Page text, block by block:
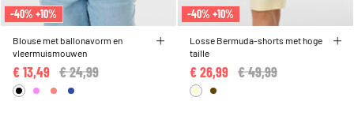
-40% +10%
Blouse met ballonavorm en
vleermuismouwen
Price reduced from
€ 24,99
€ 13,49
-40% +10%
Losse Bermuda-shorts met hoge
taille
Price reduced from
€ 49,99
€ 26,99